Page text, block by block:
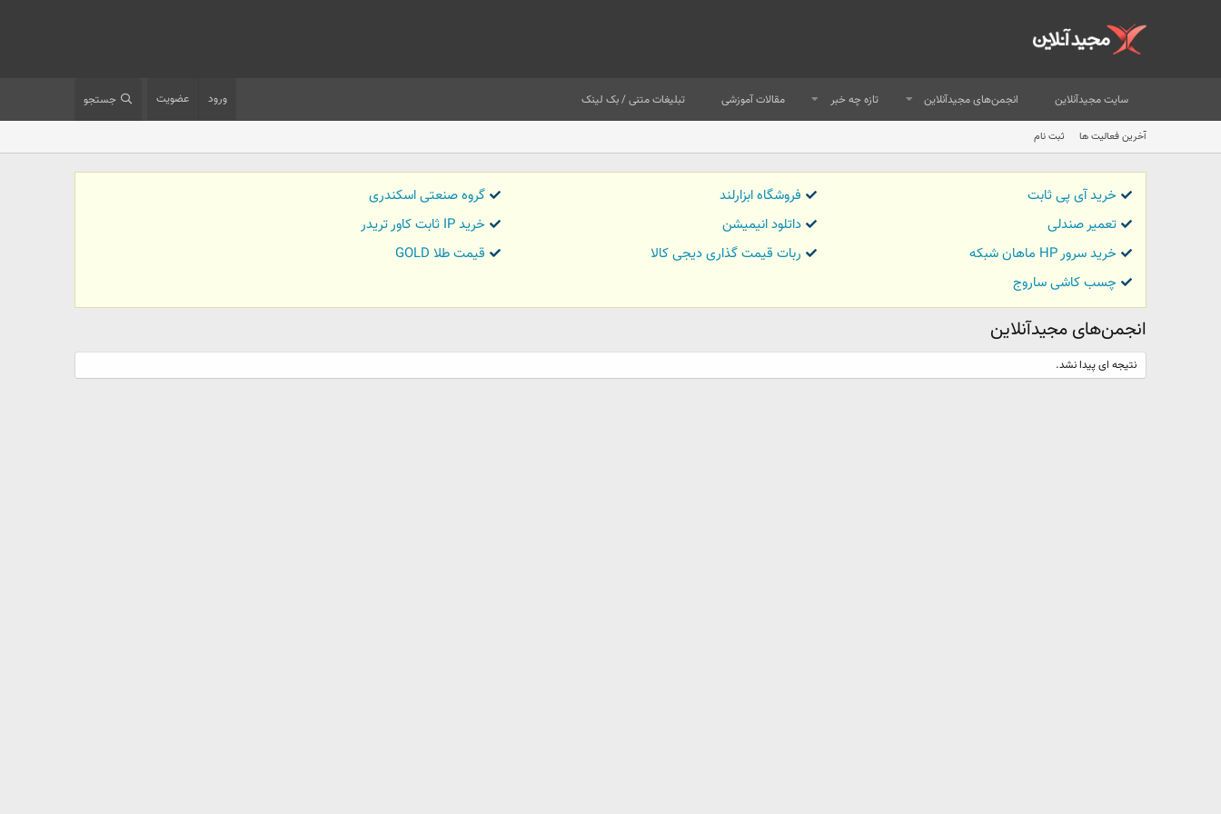
سایت مجیدآنلاین انجمن‌های مجیدآنلاین تازه چه خبر مقالات آموزشی تبلیغات متنی / بک لینک ورود عضویت جستجو
آخرین فعالیت ها ثبت نام
خرید آی پی ثابت فروشگاه ابزارلند
گروه صنعتی اسکندری
تعمیر صندلی
داتلود انیمیشن
خرید IP ثابت کاور تریدر
خرید سرور HP ماهان شبکه
ربات قیمت گذاری دیجی کالا
قیمت طلا GOLD
چسب کاشی ساروج
انجمن‌های مجیدآنلاین
نتیجه ای پیدا نشد.